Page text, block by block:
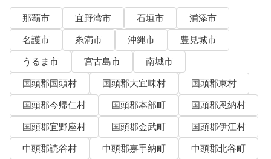
那覇市 宜野湾市 石垣市
浦添市
名護市
糸満市 沖縄市
豊見城市
うるま市
宮古島市
南城市
国頭郡国頭村
国頭郡大宜味村
国頭郡東村
国頭郡今帰仁村
国頭郡本部町
国頭郡恩納村
国頭郡宜野座村
国頭郡金武町
国頭郡伊江村
中頭郡読谷村
中頭郡嘉手納町
中頭郡北谷町